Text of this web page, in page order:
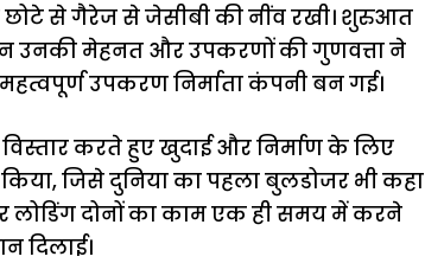
छोटे से गैरेज से जेसीबी की नींव रखी। शुरुआत
उनकी मेहनत और उपकरणों की गुणवत्ता ने
उपकरण निर्माता कंपनी बन गई।
करते हुए खुदाई और निर्माण के लिए
जिसे दुनिया का पहला बुलडोजर भी कहा
लोडिंग दोनों का काम एक ही समय में करने
दिलाई।